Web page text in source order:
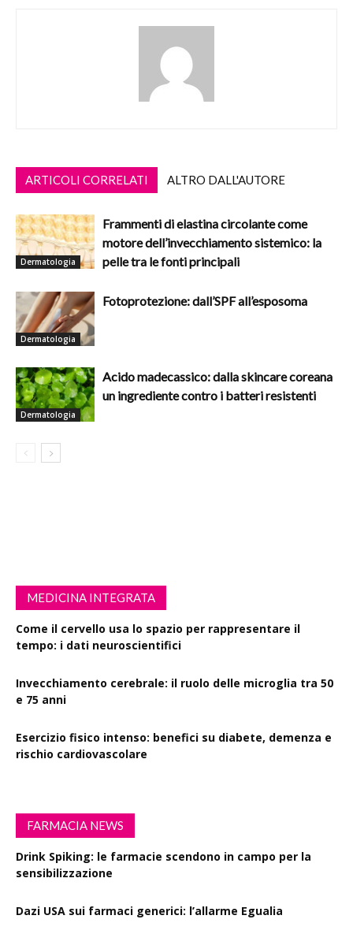
ARTICOLI CORRELATI ALTRO DALL'AUTORE
Dermatologia
Frammenti di elastina circolante come
motore dell’invecchiamento sistemico: la
pelle tra le fonti principali
Dermatologia
Fotoprotezione: dall’SPF all’esposoma
Dermatologia
Acido madecassico: dalla skincare coreana
un ingrediente contro i batteri resistenti
MEDICINA INTEGRATA
Come il cervello usa lo spazio per rappresentare il
tempo: i dati neuroscientifici
Invecchiamento cerebrale: il ruolo delle microglia tra 50
e 75 anni
Esercizio fisico intenso: benefici su diabete, demenza e
rischio cardiovascolare
FARMACIA NEWS
Drink Spiking: le farmacie scendono in campo per la
sensibilizzazione
Dazi USA sui farmaci generici: l’allarme Egualia